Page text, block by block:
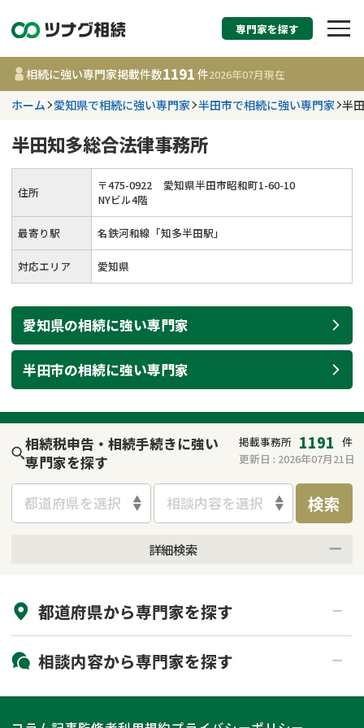
相続税申告・相続手
す
事務所 1191
件
相談内容で探す
遺言書作成・遺言執行
相続登記
遺留分侵害額請求
相続手続き
家族信託
贈与税
相続人調査
産)
費用相場
コラム
相続手続き
遺言
遺産分割
不動産の相続
相続登記
専門家を探す
相続に強い専門家掲載件数1191 件2026年07月現在
ホーム 愛知県で相続に強い専門家 半田市で相続に強い専門家 半
半田知多総合法律事務所
住所 〒475-0922
愛知県半田市昭和町1-60-10
NYビル4階
最寄り駅 名鉄河和線「知多半田駅」
対応エリア 愛知県
愛知県の相続に強い専門家
半田市の相続に強い専門家
相続税申告・相続手続きに強い
専門家を探す
掲載事務所 1191 件
更新日 : 2026年07月21日
都道府県を選択 相談内容を選択 検索
詳細検索
初回相談無料
土日祝の相談可能
都道府県から専門家を探す
北海道・東北
北海道 青森県
関東
相談内容から専門家を探す